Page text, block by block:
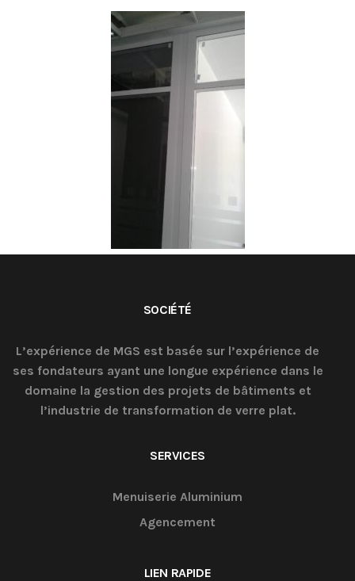
SOCIÉTÉ
L’expérience de MGS est basée sur l’expérience de
ses fondateurs ayant une longue expérience dans le
domaine la gestion des projets de bâtiments et
l’industrie de transformation de verre plat.
SERVICES
Menuiserie Aluminium
Agencement
LIEN RAPIDE